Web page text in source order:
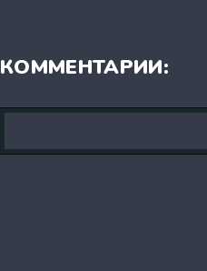
КОММЕНТАРИИ: